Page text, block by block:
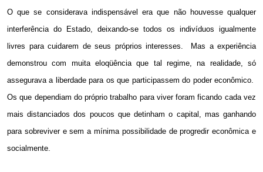
O que se considerava indispensável era que não houvesse qualquer
interferência do Estado, deixando-se todos os indivíduos igualmente
livres para cuidarem de seus próprios interesses.
Mas a experiência
demonstrou com muita eloqüência que tal regime, na realidade, só
assegurava a liberdade para os que participassem do poder econômico.
Os que dependiam do próprio trabalho para viver foram ficando cada vez
mais distanciados dos poucos que detinham o capital, mas ganhando
para sobreviver e sem a mínima possibilidade de progredir econômica e
socialmente.